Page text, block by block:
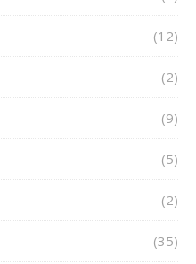
(12)
(2)
(9)
(5)
(2)
(35)